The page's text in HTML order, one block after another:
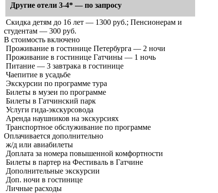
Другие отели 3-4* — по запросу
Скидка детям до 16 лет — 1300 руб.; Пенсионерам и
студентам — 300 руб.
В стоимость включено
Проживание в гостинице Петербурга — 2 ночи
Проживание в гостинице Гатчины — 1 ночь
Питание — 3 завтрака в гостинице
Чаепитие в усадьбе
Экскурсии по программе тура
Билеты в музеи по программе
Билеты в Гатчинский парк
Услуги гида-экскурсовода
Аренда наушников на экскурсиях
Транспортное обслуживание по программе
Оплачивается дополнительно
ж/д или авиабилеты
Доплата за номера повышенной комфортности
Билеты в партер на Фестиваль в Гатчине
Дополнительные экскурсии
Доп. ночи в гостинице
Личные расходы